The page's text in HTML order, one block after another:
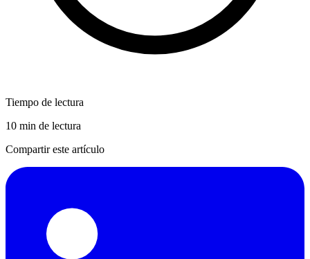
Tiempo de lectura
10 min de lectura
Compartir este artículo